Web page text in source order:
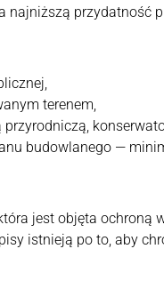
przydatność
terenem,
budowlanego —
jest objęta ochroną
istnieją po to, aby